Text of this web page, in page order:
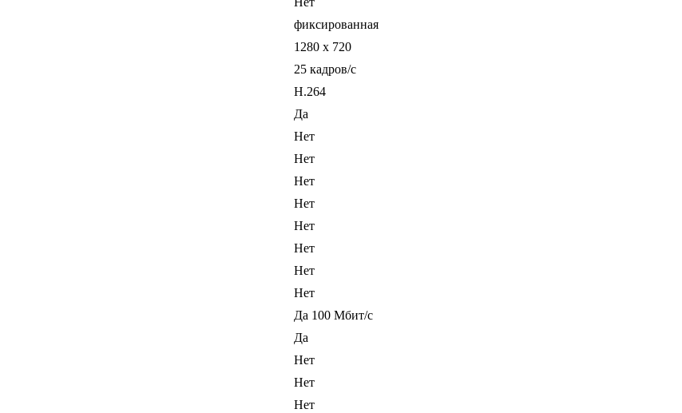
фиксированная
1280 x 720
25 кадров/с
H.264
Да
Нет
Нет
Нет
Нет
Нет
Нет
Нет
Нет
Да 100 Мбит/с
Да
Нет
Нет
Нет